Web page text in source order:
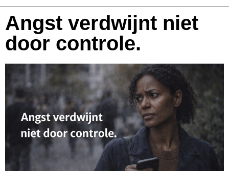
Angst verdwijnt niet
door controle.